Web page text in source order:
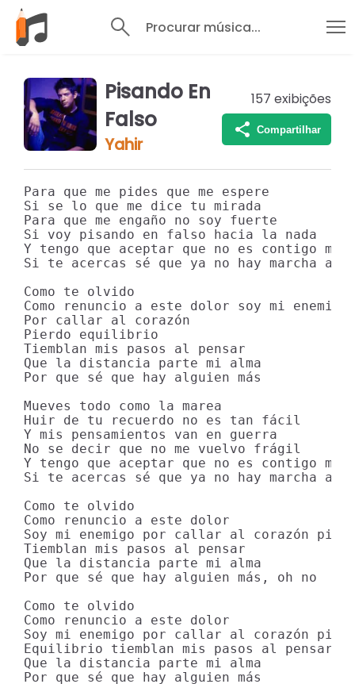
Procurar música...
Pisando En
Falso
Yahir
157 exibições
Compartilhar
Para que me pides que me espere
Si se lo que me dice tu mirada
Para que me engaño no soy fuerte
Si voy pisando en falso hacia la nada
Y tengo que aceptar que no es contigo mi
Si te acercas sé que ya no hay marcha
Como te olvido
Como renuncio a este dolor soy mi enemigo
Por callar al corazón
Pierdo equilibrio
Tiemblan mis pasos al pensar
Que la distancia parte mi alma
Por que sé que hay alguien más
Mueves todo como la marea
Huir de tu recuerdo no es tan fácil
Y mis pensamientos van en guerra
No se decir que no me vuelvo frágil
Y tengo que aceptar que no es contigo mi
Si te acercas sé que ya no hay marcha
Como te olvido
Como renuncio a este dolor
Soy mi enemigo por callar al corazón
Tiemblan mis pasos al pensar
Que la distancia parte mi alma
Por que sé que hay alguien más, oh no
Como te olvido
Como renuncio a este dolor
Soy mi enemigo por callar al corazón
Equilibrio tiemblan mis pasos al pensar
Que la distancia parte mi alma
Por que sé que hay alguien más